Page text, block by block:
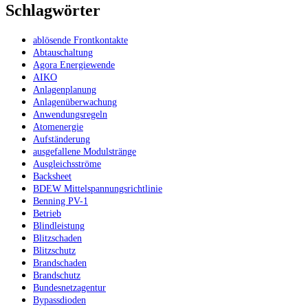
Schlagwörter
ablösende Frontkontakte
Abtauschaltung
Agora Energiewende
AIKO
Anlagenplanung
Anlagenüberwachung
Anwendungsregeln
Atomenergie
Aufständerung
ausgefallene Modulstränge
Ausgleichsströme
Backsheet
BDEW Mittelspannungsrichtlinie
Benning PV-1
Betrieb
Blindleistung
Blitzschaden
Blitzschutz
Brandschaden
Brandschutz
Bundesnetzagentur
Bypassdioden